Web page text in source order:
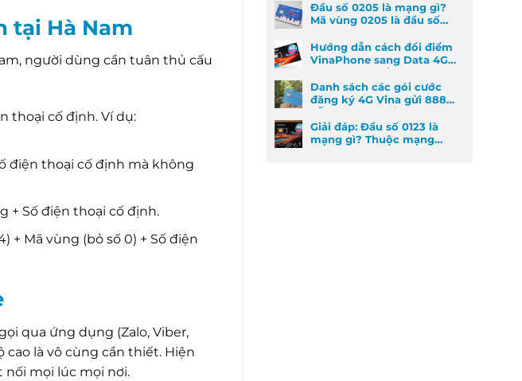
tại Hà Nam
người dùng cần tuân thủ cấu
thoại cố định. Ví dụ:
điện thoại cố định mà không
+ Số điện thoại cố định.
+ Mã vùng (bỏ số 0) + Số điện
qua ứng dụng (Zalo, Viber,
là vô cùng cần thiết. Hiện
nối mọi lúc mọi nơi.
Đầu số 0205 là mạng gì?
Mã vùng 0205 là đầu số
Hướng dẫn cách đổi điểm
VinaPhone sang Data 4G
cực kỳ đơn giản
Danh sách các gói cước
đăng ký 4G Vina gửi 888
dễ đăng ký nhất
Giải đáp: Đầu số 0123 là
mạng gì? Thuộc mạng